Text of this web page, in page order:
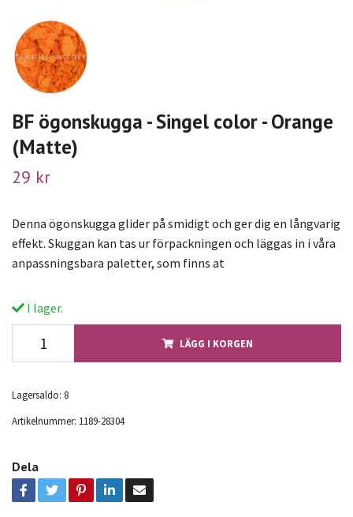
BF ögonskugga - Singel color - Orange
(Matte)
29 kr
Denna ögonskugga glider på smidigt och ger dig en långvarig
effekt. Skuggan kan tas ur förpackningen och läggas in i våra
anpassningsbara paletter, som finns at
I lager.
LÄGG I KORGEN
Lagersaldo: 8
Artikelnummer: 1189-28304
Dela